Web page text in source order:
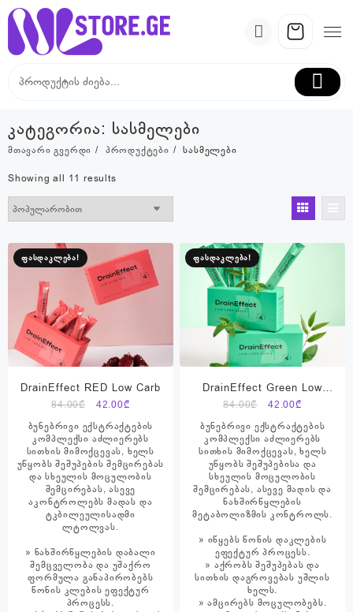
Skip
content
კატეგორია: სასმელები
მთავარი გვერდი პროდუქტები სასმელები
Showing all 11 resultsSorted
by
popularity
ფასდაკლება!
DrainEffect RED Low Carb
84.00₾
Original
price
was:
84.00₾.
42.00₾Current
price
is:
42.00₾.
ბუნებრივი ექსტრაქტების
კომპლექსი აძლიერებს
სითხის მიმოქცევას, ხელს
უწყობს შეშუპების შემცირებას
და სხეულის მოცულობის
შემცირებას, ასევე
აკონტროლებს მადას და
ტკბილეულისადმი
ლტოლვას.
» ნახშირწყლების დაბალი
შემცველობა და უშაქრო
ფორმულა განაპირობებს
წონის კლების ეფექტურ
პროცესს.
ფასდაკლება!
DrainEffect Green Low
Carb
84.00₾
Original
price
was:
84.00₾.
42.00₾Current
price
is:
42.00₾.
ბუნებრივი ექსტრაქტების
კომპლექსი აძლიერებს
სითხის მიმოქცევას, ხელს
უწყობს შეშუპებისა და
სხეულის მოცულობის
შემცირებას, ასევე მადის და
ნახშირწყლების
მეტაბოლიზმის კონტროლს.
» იწყებს წონის დაკლების
ეფექტურ პროცესს.
» აქრობს შეშუპებას და
სითხის დაგროვებას უშლის
ხელს.
» ამცირებს მოცულობებს.